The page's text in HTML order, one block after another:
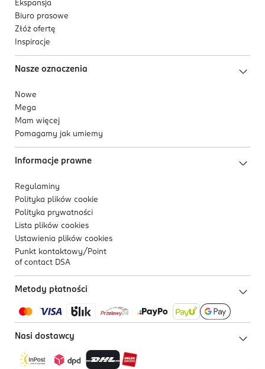
Ekspansja
Biuro prasowe
Złóż ofertę
Inspiracje
Nasze oznaczenia
Nowe
Mega
Mam więcej
Pomagamy jak umiemy
Informacje prawne
Regulaminy
Polityka plików cookie
Polityka prywatności
Lista plików cookies
Ustawienia plików cookies
Punkt kontaktowy/ Point
of contact DSA
Metody płatności
Nasi dostawcy